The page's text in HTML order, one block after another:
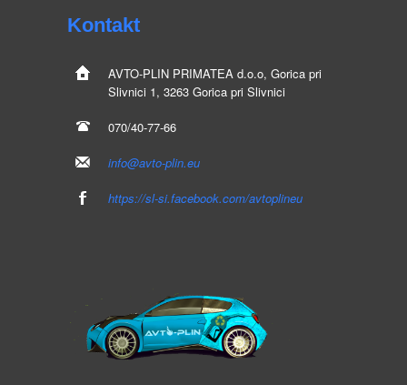
Kontakt
AVTO-PLIN PRIMATEA d.o.o, Gorica pri
Slivnici 1, 3263 Gorica pri Slivnici
070/40-77-66
info@avto-plin.eu
https://sl-si.facebook.com/avtoplineu